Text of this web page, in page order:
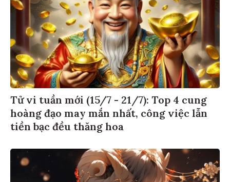
Tử vi tuần mới (15/7 - 21/7): Top 4 cung
hoàng đạo may mắn nhất, công việc lẫn
tiền bạc đều thăng hoa